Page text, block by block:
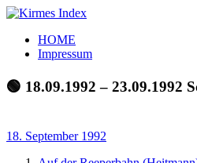
Zum
springen
Kirmes
Index
Tourpläne
der
letzten
HOME
Impressum
🟢 18.09.1992 – 23.09.1992
18. September 1992